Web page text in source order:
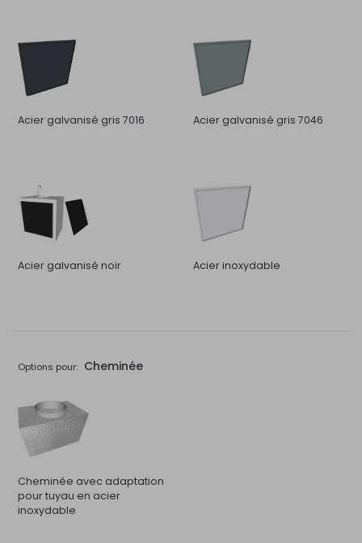
Acier galvanisé gris 7016 Acier galvanisé gris 7046
Acier galvanisé noir Acier inoxydable
Options pour: Cheminée
Cheminée avec adaptation
pour tuyau en acier
inoxydable